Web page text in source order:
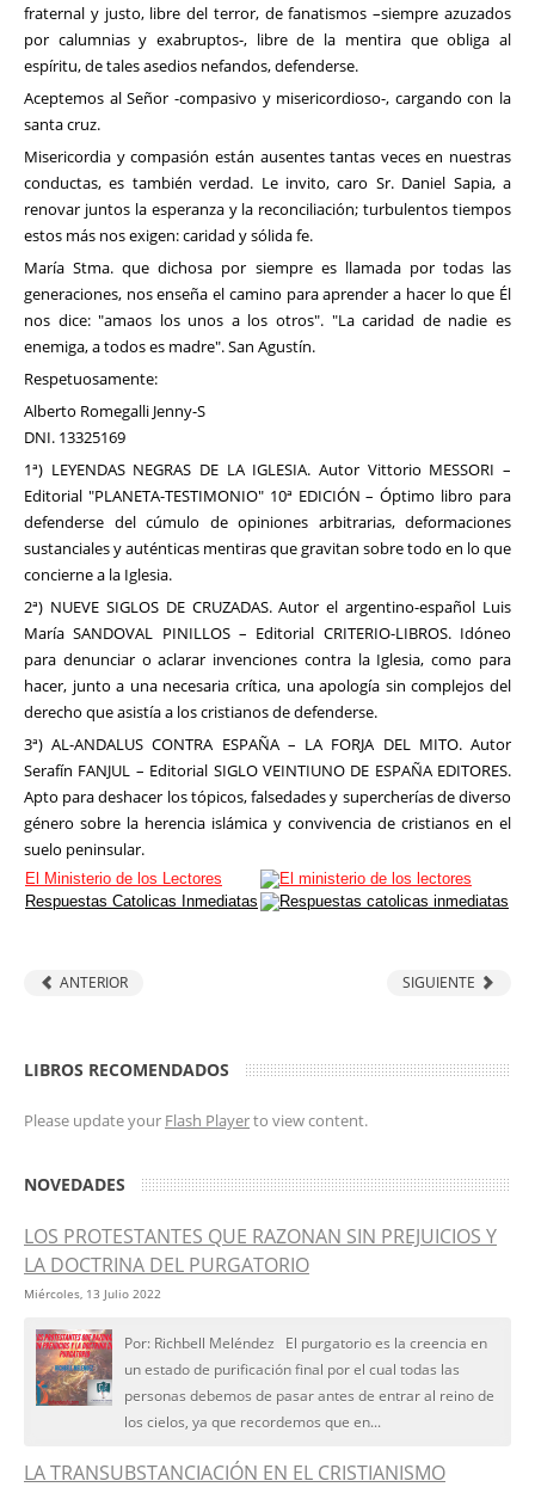
fraternal y justo, libre del terror, de fanatismos –siempre azuzados
por calumnias y exabruptos-, libre de la mentira que obliga al
espíritu, de tales asedios nefandos, defenderse.
Aceptemos al Señor -compasivo y misericordioso-, cargando con la
santa cruz.
Misericordia y compasión están ausentes tantas veces en nuestras
conductas, es también verdad. Le invito, caro Sr. Daniel Sapia, a
renovar juntos la esperanza y la reconciliación; turbulentos tiempos
estos más nos exigen: caridad y sólida fe.
María Stma. que dichosa por siempre es llamada por todas las
generaciones, nos enseña el camino para aprender a hacer lo que Él
nos dice: "amaos los unos a los otros". "La caridad de nadie es
enemiga, a todos es madre". San Agustín.
Respetuosamente:
Alberto Romegalli Jenny-S
DNI. 13325169
1ª) LEYENDAS NEGRAS DE LA IGLESIA. Autor Vittorio MESSORI –
Editorial "PLANETA-TESTIMONIO" 10ª EDICIÓN – Óptimo libro para
defenderse del cúmulo de opiniones arbitrarias, deformaciones
sustanciales y auténticas mentiras que gravitan sobre todo en lo que
concierne a la Iglesia.
2ª) NUEVE SIGLOS DE CRUZADAS. Autor el argentino-español Luis
María SANDOVAL PINILLOS – Editorial CRITERIO-LIBROS. Idóneo
para denunciar o aclarar invenciones contra la Iglesia, como para
hacer, junto a una necesaria crítica, una apología sin complejos del
derecho que asistía a los cristianos de defenderse.
3ª) AL-ANDALUS CONTRA ESPAÑA – LA FORJA DEL MITO. Autor
Serafín FANJUL – Editorial SIGLO VEINTIUNO DE ESPAÑA EDITORES.
Apto para deshacer los tópicos, falsedades y supercherías de diverso
género sobre la herencia islámica y convivencia de cristianos en el
suelo peninsular.
El Ministerio de los Lectores
Respuestas Catolicas Inmediatas
ANTERIOR SIGUIENTE
LIBROS RECOMENDADOS
Please update your Flash Playerto view content.
NOVEDADES
LOS PROTESTANTES QUE RAZONAN SIN PREJUICIOS Y
LA DOCTRINA DEL PURGATORIO
Miércoles, 13 Julio 2022
Por: Richbell Meléndez El purgatorio es la creencia en
un estado de purificación final por el cual todas las
personas debemos de pasar antes de entrar al reino de
los cielos, ya que recordemos que en...
LA TRANSUBSTANCIACIÓN EN EL CRISTIANISMO